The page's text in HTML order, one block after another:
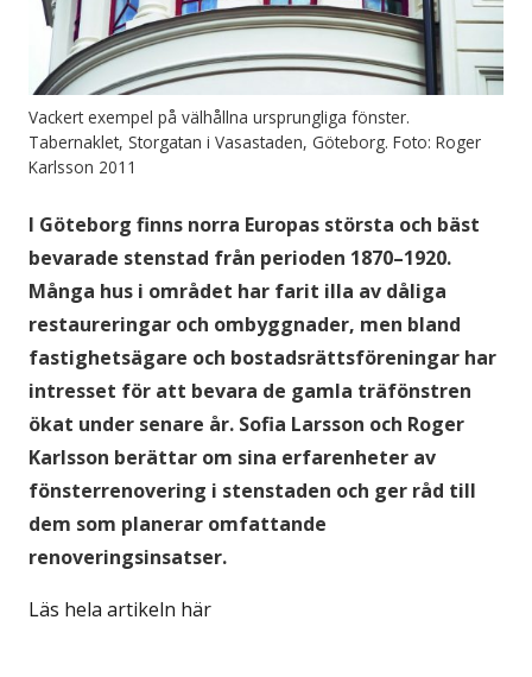
Vackert exempel på välhållna ursprungliga fönster.
Tabernaklet, Storgatan i Vasastaden, Göteborg. Foto: Roger
Karlsson 2011
I Göteborg finns norra Europas största och bäst
bevarade stenstad från perioden 1870–1920.
Många hus i området har farit illa av dåliga
restaureringar och ombyggnader, men bland
fastighetsägare och bostadsrättsföreningar har
intresset för att bevara de gamla träfönstren
ökat under senare år. Sofia Larsson och Roger
Karlsson berättar om sina erfarenheter av
fönsterrenovering i stenstaden och ger råd till
dem som planerar omfattande
renoveringsinsatser.
Läs hela artikeln här